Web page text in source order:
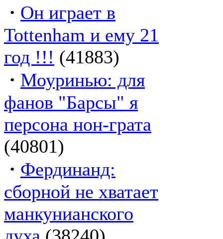
· Он играет в
Tottenham и ему 21
год !!! (41883)
· Моуринью: для
фанов "Барсы" я
персона нон-грата
(40801)
· Фердинанд:
сборной не хватает
манкунианского